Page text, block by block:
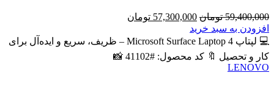
59,400,000 تومان قیمت
اصلی
59,400,000 تومان
57,300,000 تومان
57,300,000 تومان
است.
افزودن به سبد خرید
💻 لپتاپ Microsoft Surface Laptop 4 – ظریف، سریع و ایده‌آل برای
کار و تحصیل 🔖 کد محصول: #41102 📸
LENOVO